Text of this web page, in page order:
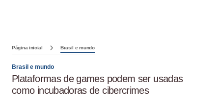
Página inicial Brasil e mundo
Brasil e mundo
Plataformas de games podem ser usadas
como incubadoras de cibercrimes